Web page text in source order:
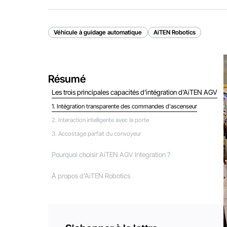
Véhicule à guidage automatique AiTEN Robotics
Résumé
Les trois principales capacités d'intégration d'AiTEN AGV
1. Intégration transparente des commandes d'ascenseur
2. Interaction intelligente avec la porte
3. Accostage parfait du convoyeur
Pourquoi choisir AiTEN AGV Integration ?
À propos d'AiTEN Robotics